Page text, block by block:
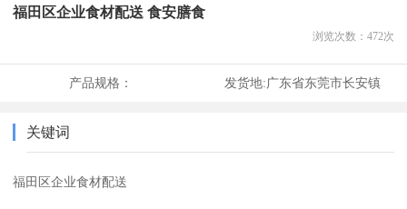
福田区企业食材配送 食安膳食
浏览次数： 472次
产品规格： 发货地:广东省东莞市长安镇
关键词
福田区企业食材配送